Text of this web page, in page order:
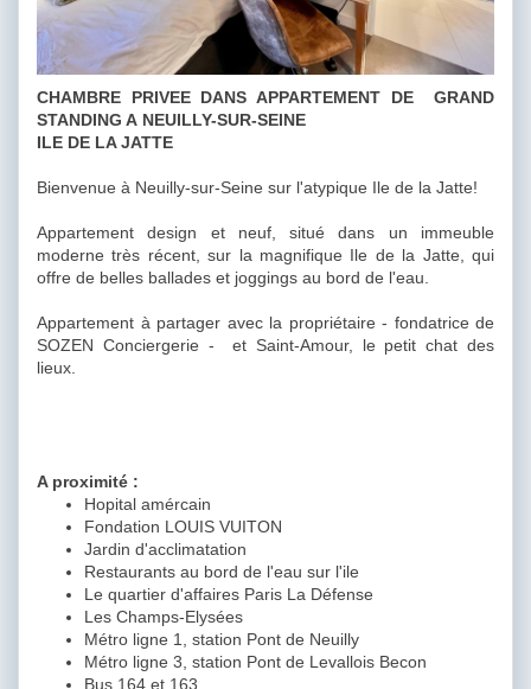
CHAMBRE PRIVEE DANS APPARTEMENT DE GRAND
STANDING A NEUILLY-SUR-SEINE
ILE DE LA JATTE
Bienvenue à Neuilly-sur-Seine sur l'atypique Ile de la Jatte!
Appartement design et neuf, situé dans un immeuble
moderne très récent, sur la magnifique Ile de la Jatte, qui
offre de belles ballades et joggings au bord de l'eau.
Appartement à partager avec la propriétaire - fondatrice de
SOZEN Conciergerie - et Saint-Amour, le petit chat des
lieux.
A proximité :
Hopital amércain
Fondation LOUIS VUITON
Jardin d'acclimatation
Restaurants au bord de l'eau sur l'ile
Le quartier d'affaires Paris La Défense
Les Champs-Elysées
Métro ligne 1, station Pont de Neuilly
Métro ligne 3, station Pont de Levallois Becon
Bus 164 et 163